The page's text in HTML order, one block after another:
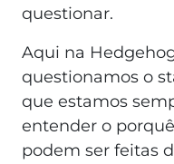
questionar.
Aqui na
questionamos o
que estamos
entender o
podem ser feitas